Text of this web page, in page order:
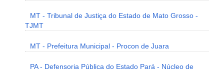
MT - Tribunal de Justiça do Estado de Mato Grosso -
TJMT
MT - Prefeitura Municipal - Procon de Juara
PA - Defensoria Pública do Estado Pará - Núcleo de